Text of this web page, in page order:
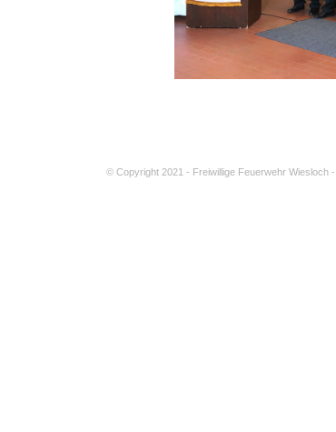
© Copyright 2021 - Freiwillige Feuerwehr Wiesloch -